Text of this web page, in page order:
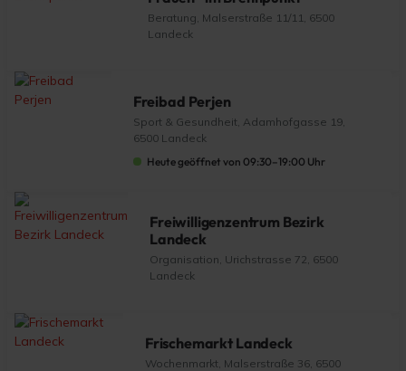
Beratung, Malserstraße 11/11, 6500
Landeck
Freibad Perjen
Sport & Gesundheit, Adamhofgasse 19,
6500 Landeck
Heute geöffnet von 09:30–19:00 Uhr
Freiwilligenzentrum Bezirk
Landeck
Organisation, Urichstrasse 72, 6500
Landeck
Frischemarkt Landeck
Wochenmarkt, Malserstraße 36, 6500